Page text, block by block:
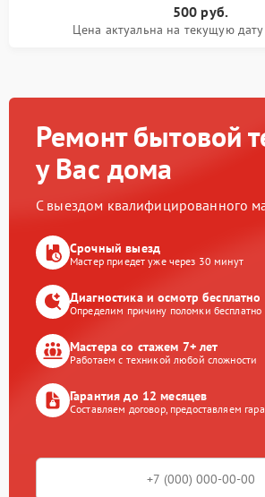
500 руб.
Цена актуальна на текущую
Ремонт бытовой
у Вас дома
С выездом квалифицированного
Срочный выезд
Мастер приедет уже через 30 минут
Диагностика и осмотр бесплатно
Определим причину поломки бесплатно
Мастера со стажем 7+ лет
Работаем с техникой любой сложности
Гарантия до 12 месяцев
Составляем договор, предоставляем